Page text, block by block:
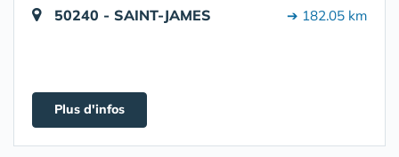
50240 - SAINT-JAMES ➔ 182.05 km
Plus d'infos